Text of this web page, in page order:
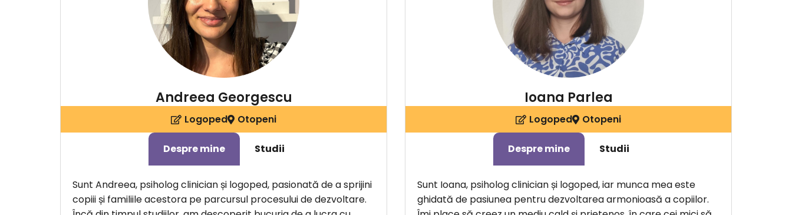
Andreea Georgescu
Logoped Otopeni
Despre mine Studii
Sunt Andreea, psiholog clinician și logoped, pasionată de a sprijini
copiii și familiile acestora pe parcursul procesului de dezvoltare.
Ioana Parlea
Logoped Otopeni
Despre mine Studii
Sunt Ioana, psiholog clinician și logoped, iar munca mea este
ghidată de pasiunea pentru dezvoltarea armonioasă a copiilor.